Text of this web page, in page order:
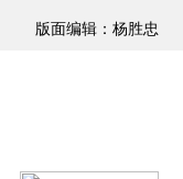
版面编辑：杨胜忠